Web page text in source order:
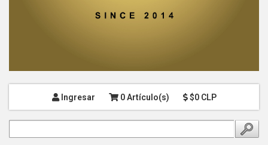
Ingresar 0 Artículo(s) $0 CLP